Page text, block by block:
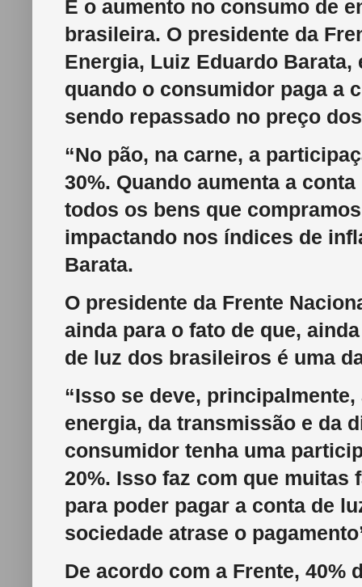
E o aumento no consumo de
brasileira. O presidente da
Energia, Luiz Eduardo
quando o consumidor paga a
sendo repassado no preço
“No pão, na carne, a
30%. Quando aumenta a
todos os bens que
impactando nos índices de
Barata.
O presidente da Frente
ainda para o fato de que,
de luz dos brasileiros é uma
“Isso se deve,
energia, da transmissão e da
consumidor tenha uma
20%. Isso faz com que
para poder pagar a conta de
sociedade atrase o
De acordo com a Frente, 40%